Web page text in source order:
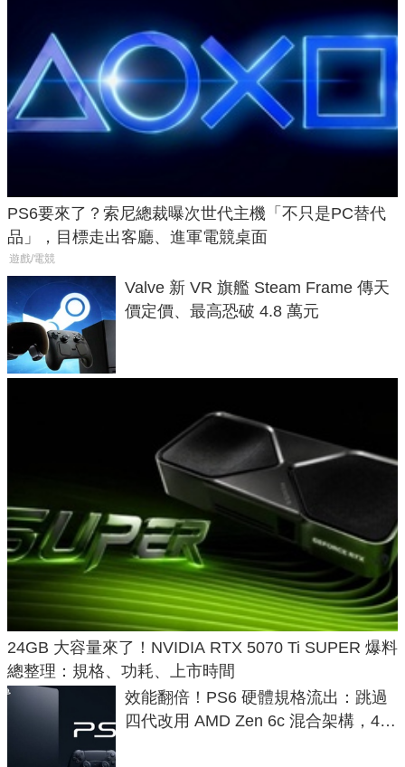
PS6要來了？索尼總裁曝次世代主機「不只是PC替代
品」，目標走出客廳、進軍電競桌面
遊戲/電競
Valve 新 VR 旗艦 Steam Frame 傳天
價定價、最高恐破 4.8 萬元
24GB 大容量來了！NVIDIA RTX 5070 Ti SUPER 爆料
總整理：規格、功耗、上市時間
效能翻倍！PS6 硬體規格流出：跳過
四代改用 AMD Zen 6c 混合架構，4K